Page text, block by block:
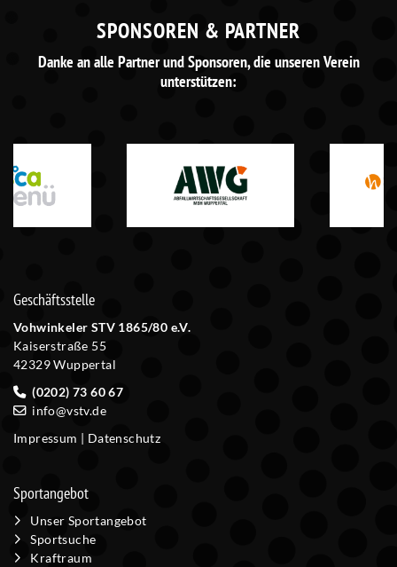
SPONSOREN & PARTNER
Danke an alle Partner und Sponsoren, die unseren Verein
unterstützen:
Geschäftsstelle
Vohwinkeler STV 1865/80 e.V.
Kaiserstraße 55
42329 Wuppertal
(0202) 73 60 67
info@vstv.de
Impressum | Datenschutz
Sportangebot
Unser Sportangebot
Sportsuche
Kraftraum